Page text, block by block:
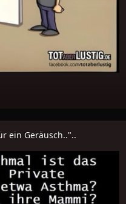
ein Geräusch.."..